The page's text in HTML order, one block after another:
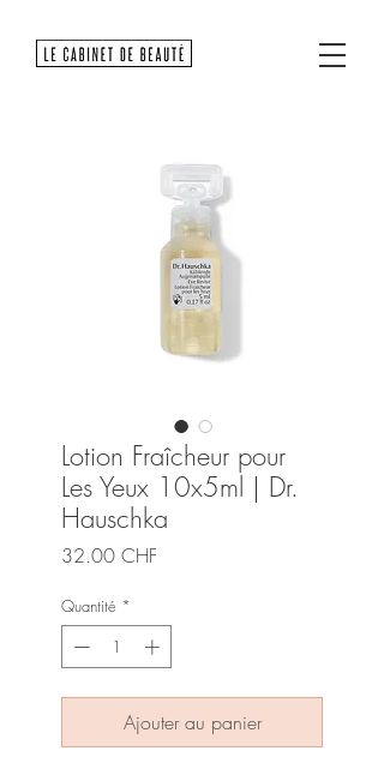
Lotion Fraîcheur pour
Les Yeux 10x5ml | Dr.
Hauschka
32.00 CHF
Quantité *
Ajouter au panier